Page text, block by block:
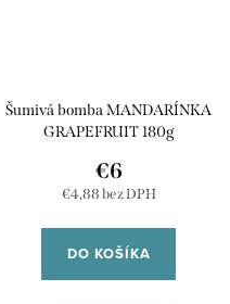
Šumivá bomba MANDARÍNKA
GRAPEFRUIT 180g
€4,88 bez DPH
€6
DO KOŠÍKA